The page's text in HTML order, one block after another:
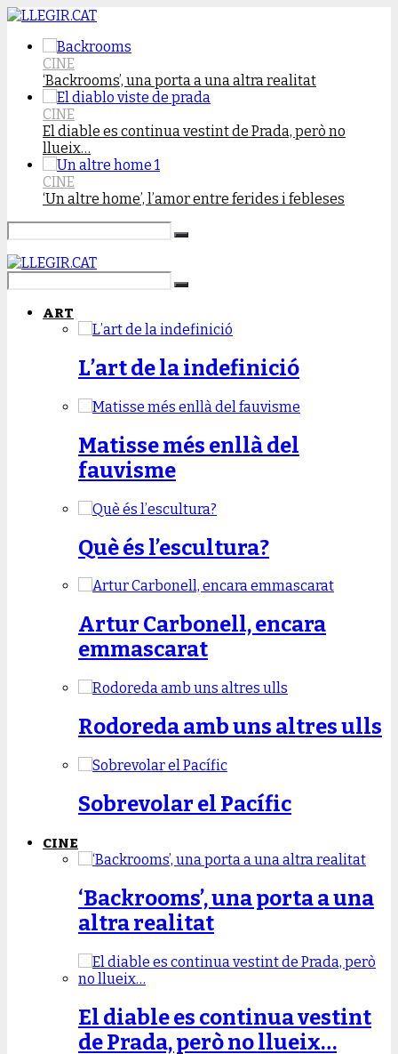
CINE
‘Backrooms’, una porta a una altra realitat
CINE
El diable es continua vestint de Prada, però no
llueix…
CINE
‘Un altre home’, l’amor entre ferides i febleses
ART
L’art de la indefinició
Matisse més enllà del
fauvisme
Què és l’escultura?
Artur Carbonell, encara
emmascarat
Rodoreda amb uns altres ulls
Sobrevolar el Pacífic
CINE
‘Backrooms’, una porta a una
altra realitat
El diable es continua vestint
de Prada, però no llueix…